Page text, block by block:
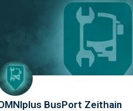
BusPort Zeithain